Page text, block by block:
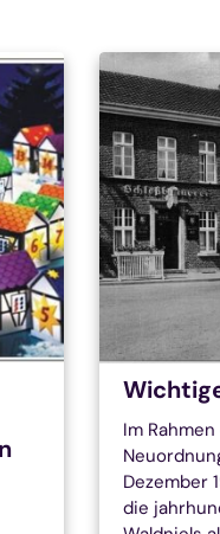
Im
Dezember
die